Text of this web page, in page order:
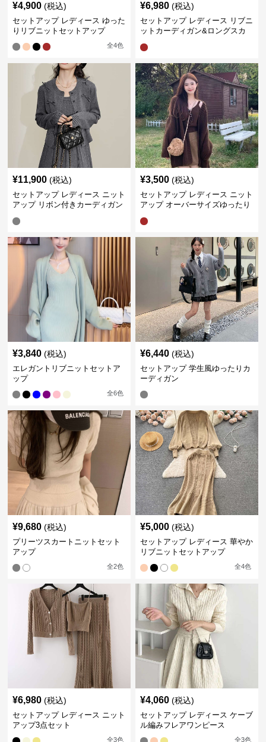
¥4,900 (税込)
セットアップ レディース ゆった
りリブニットセットアップ
全4色
¥6,980 (税込)
セットアップ レディース リブニ
ットカーディガン&ロングスカ
¥11,900 (税込)
セットアップ レディース ニット
アップ リボン付きカーディガン
¥3,500 (税込)
セットアップ レディース ニット
アップ オーバーサイズゆったり
¥3,840 (税込)
エレガントリブニットセットア
ップ
全6色
¥6,440 (税込)
セットアップ 学生風ゆったりカ
ーディガン
¥9,680 (税込)
プリーツスカートニットセット
アップ
全2色
¥5,000 (税込)
セットアップ レディース 華やか
リブニットセットアップ
全4色
¥6,980 (税込)
セットアップ レディース ニット
アップ3点セット
全3色
¥4,060 (税込)
セットアップ レディース ケーブ
ル編みフレアワンピース
全3色